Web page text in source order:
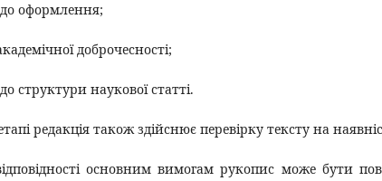
оформлення;
доброчесності;
структури наукової статті.
редакція також здійснює перевірку тексту на
основним вимогам рукопис може бути